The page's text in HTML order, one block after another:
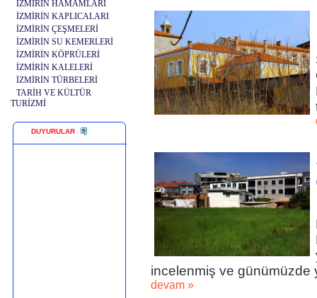
İZMİRİN HAMAMLARI
İZMİRİN KAPLICALARI
İZMİRİN ÇEŞMELERİ
İZMİRİN SU KEMERLERİ
İZMİRİN KÖPRÜLERİ
İZMİRİN KALELERİ
İZMİRİN TÜRBELERİ
TARİH VE KÜLTÜR
TURİZMİ
DUYURULAR
incelenmiş ve günümüzde
devam »